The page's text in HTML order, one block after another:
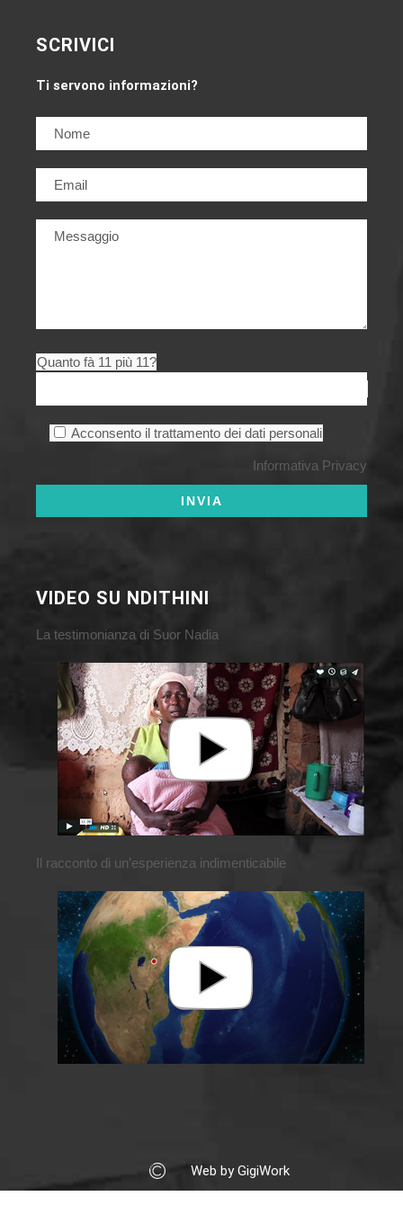
SCRIVICI
Ti servono informazioni?
Quanto fà 11 più 11?
Acconsento il trattamento dei dati personali
Informativa Privacy
VIDEO SU NDITHINI
La testimonianza di Suor Nadia
Il racconto di un’esperienza indimenticabile
Web by GigiWork